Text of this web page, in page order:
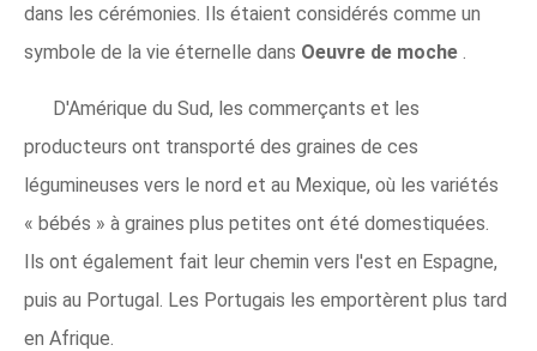
dans les cérémonies. Ils étaient considérés comme un
symbole de la vie éternelle dans Oeuvre de moche
D'Amérique du Sud, les commerçants et les
producteurs ont transporté des graines de ces
légumineuses vers le nord et au Mexique, où les variétés
« bébés » à graines plus petites ont été domestiquées.
Ils ont également fait leur chemin vers l'est en Espagne,
puis au Portugal. Les Portugais les emportèrent plus tard
en Afrique.